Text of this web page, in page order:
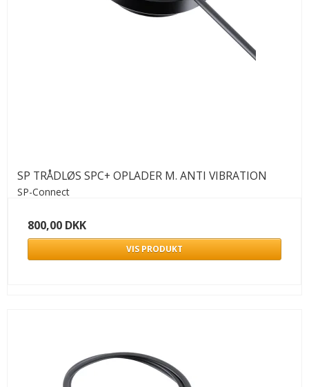
SP TRÅDLØS SPC+ OPLADER M. ANTI VIBRATION
SP-Connect
800,00 DKK
VIS PRODUKT